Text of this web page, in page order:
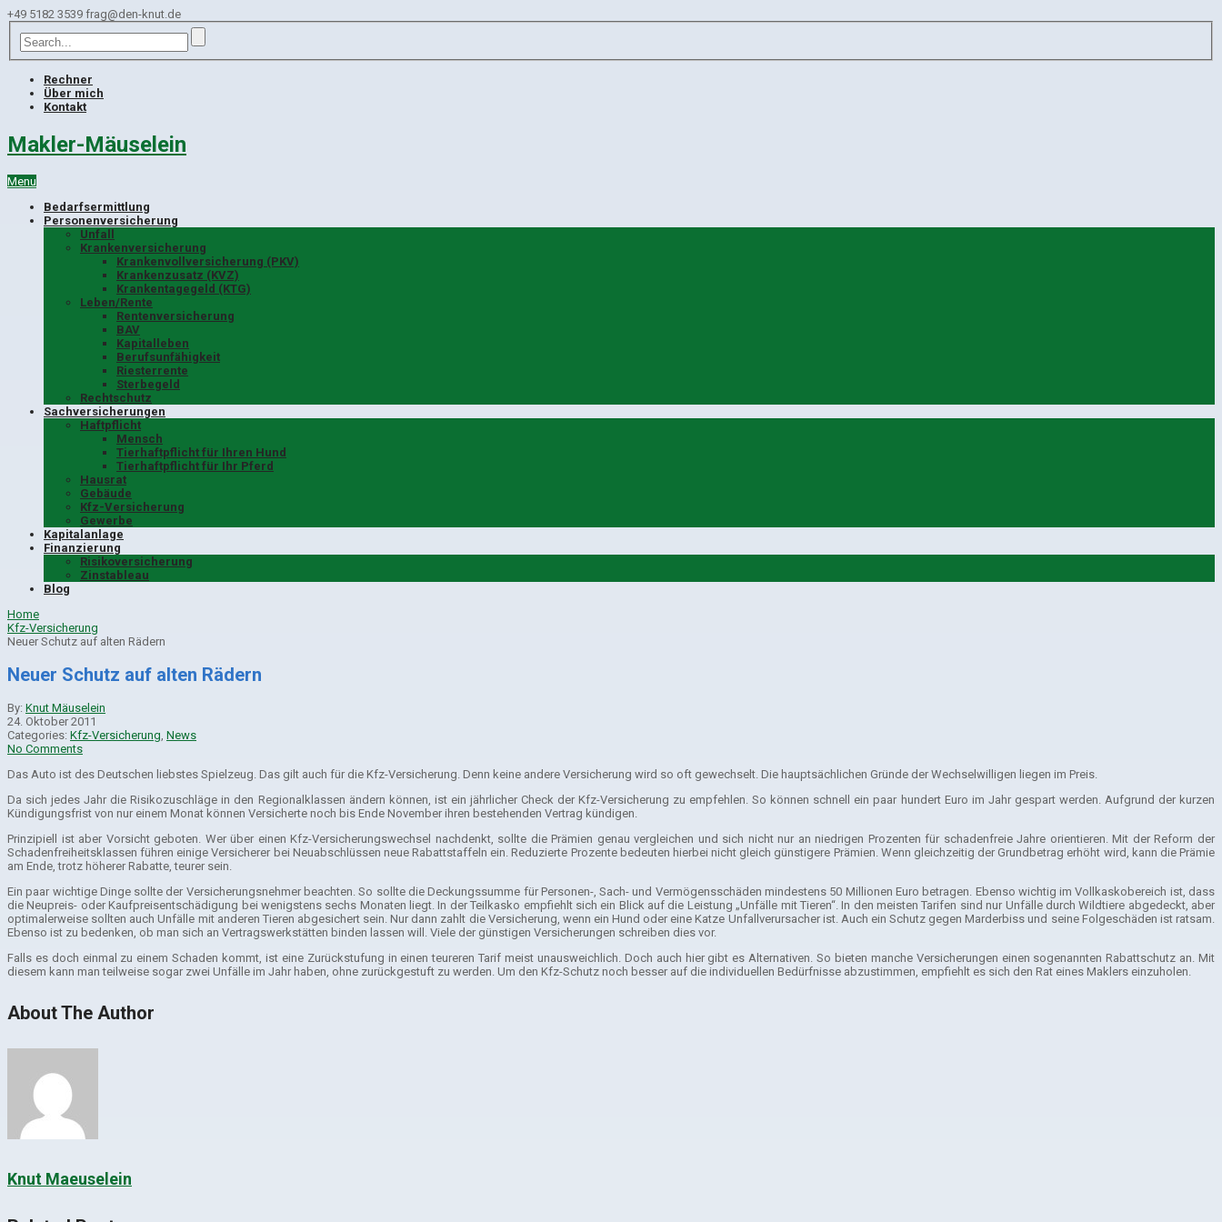
+49 5182 3539 frag@den-knut.de
Rechner
Über mich
Kontakt
Makler-Mäuselein
Menu
Bedarfsermittlung
Personenversicherung
Unfall
Krankenversicherung
Krankenvollversicherung (PKV)
Krankenzusatz (KVZ)
Krankentagegeld (KTG)
Leben/Rente
Rentenversicherung
BAV
Kapitalleben
Berufsunfähigkeit
Riesterrente
Sterbegeld
Rechtschutz
Sachversicherungen
Haftpflicht
Mensch
Tierhaftpflicht für Ihren Hund
Tierhaftpflicht für Ihr Pferd
Hausrat
Gebäude
Kfz-Versicherung
Gewerbe
Kapitalanlage
Finanzierung
Risikoversicherung
Zinstableau
Blog
Home
Kfz-Versicherung
Neuer Schutz auf alten Rädern
Neuer Schutz auf alten Rädern
By: Knut Mäuselein
24. Oktober 2011
Categories: Kfz-Versicherung News
No Comments
Das Auto ist des Deutschen liebstes Spielzeug. Das gilt auch für die Kfz-Versicherung. Denn keine andere Versicherung wird so oft gewechselt. Die hauptsächlichen Gründe der Wechselwilligen liegen im Preis.
Da sich jedes Jahr die Risikozuschläge in den Regionalklassen ändern können, ist ein jährlicher Check der Kfz-Versicherung zu empfehlen. So können schnell ein paar hundert Euro im Jahr gespart werden. Aufgrund der kurzen
Kündigungsfrist von nur einem Monat können Versicherte noch bis Ende November ihren bestehenden Vertrag kündigen.
Prinzipiell ist aber Vorsicht geboten. Wer über einen Kfz-Versicherungswechsel nachdenkt, sollte die Prämien genau vergleichen und sich nicht nur an niedrigen Prozenten für schadenfreie Jahre orientieren. Mit der Reform der
Schadenfreiheitsklassen führen einige Versicherer bei Neuabschlüssen neue Rabattstaffeln ein. Reduzierte Prozente bedeuten hierbei nicht gleich günstigere Prämien. Wenn gleichzeitig der Grundbetrag erhöht wird, kann die Prämie
am Ende, trotz höherer Rabatte, teurer sein.
Ein paar wichtige Dinge sollte der Versicherungsnehmer beachten. So sollte die Deckungssumme für Personen-, Sach- und Vermögensschäden mindestens 50 Millionen Euro betragen. Ebenso wichtig im Vollkaskobereich ist, dass
die Neupreis- oder Kaufpreisentschädigung bei wenigstens sechs Monaten liegt. In der Teilkasko empfiehlt sich ein Blick auf die Leistung „Unfälle mit Tieren“. In den meisten Tarifen sind nur Unfälle durch Wildtiere abgedeckt, aber
optimalerweise sollten auch Unfälle mit anderen Tieren abgesichert sein. Nur dann zahlt die Versicherung, wenn ein Hund oder eine Katze Unfallverursacher ist. Auch ein Schutz gegen Marderbiss und seine Folgeschäden ist ratsam.
Ebenso ist zu bedenken, ob man sich an Vertragswerkstätten binden lassen will. Viele der günstigen Versicherungen schreiben dies vor.
Falls es doch einmal zu einem Schaden kommt, ist eine Zurückstufung in einen teureren Tarif meist unausweichlich. Doch auch hier gibt es Alternativen. So bieten manche Versicherungen einen sogenannten Rabattschutz an. Mit
diesem kann man teilweise sogar zwei Unfälle im Jahr haben, ohne zurückgestuft zu werden. Um den Kfz-Schutz noch besser auf die individuellen Bedürfnisse abzustimmen, empfiehlt es sich den Rat eines Maklers einzuholen.
About The Author
Knut Maeuselein